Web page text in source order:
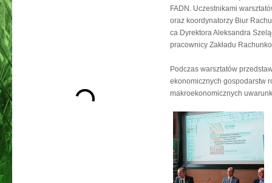
FADN. Uczestnikami
oraz koordynatorzy Biur
ca Dyrektora Aleksandra
pracownicy Zakładu
Podczas warsztatów
ekonomicznych gospodarstw
makroekonomicznych